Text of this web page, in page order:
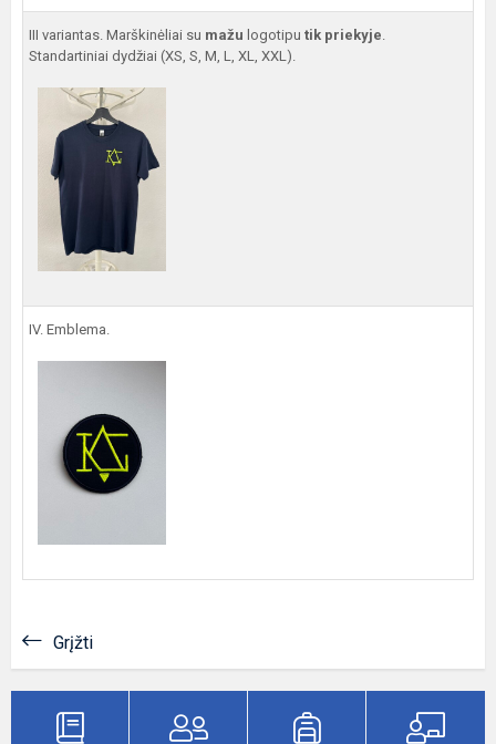
III variantas. Marškinėliai su mažu logotipu tik priekyje.
Standartiniai dydžiai (XS, S, M, L, XL, XXL).
IV. Emblema.
Grįžti